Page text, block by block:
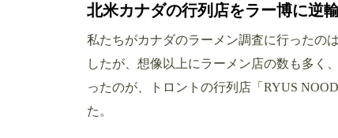
北米カナダの行列店をラー博に逆
私たちがカナダのラーメン調査に行ったの
したが、想像以上にラーメン店の数も多く
ったのが、トロントの行列店「RYUS
た。